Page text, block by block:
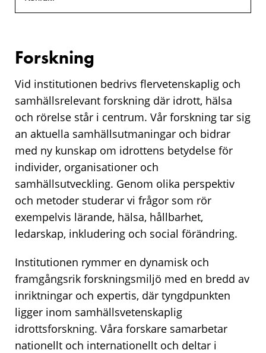
Forskning
Vid institutionen bedrivs flervetenskaplig och
samhällsrelevant forskning där idrott, hälsa
och rörelse står i centrum. Vår forskning tar sig
an aktuella samhällsutmaningar och bidrar
med ny kunskap om idrottens betydelse för
individer, organisationer och
samhällsutveckling. Genom olika perspektiv
och metoder studerar vi frågor som rör
exempelvis lärande, hälsa, hållbarhet,
ledarskap, inkludering och social förändring.
Institutionen rymmer en dynamisk och
framgångsrik forskningsmiljö med en bredd av
inriktningar och expertis, där tyngdpunkten
ligger inom samhällsvetenskaplig
idrottsforskning. Våra forskare samarbetar
nationellt och internationellt och deltar i